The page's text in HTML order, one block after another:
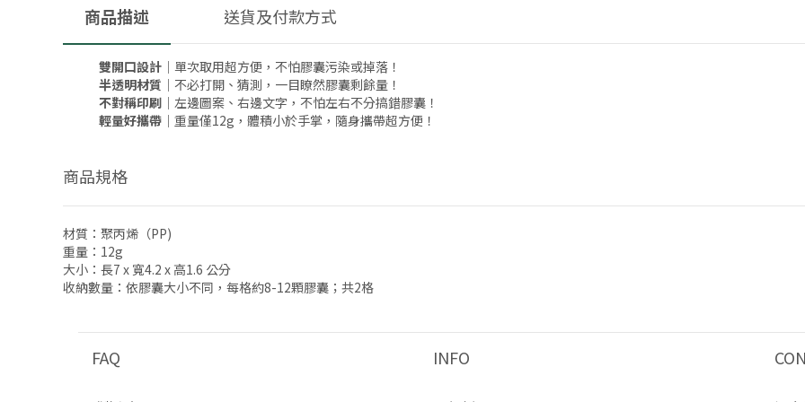
商品描述 送貨及付款方式
雙開口設計 ｜單次取用超方便，不怕膠囊污染或掉落！
半透明材質 ｜不必打開、猜測，一目瞭然膠囊剩餘量！
不對稱印刷 ｜左邊圖案、右邊文字，不怕左右不分搞錯膠囊！
輕量好攜帶 ｜重量僅12g，體積小於手掌，隨身攜帶超方便！
商品規格
材質：聚丙烯（PP)
重量：12g
大小：長7 x 寬4.2 x 高1.6 公分
收納數量：依膠囊大小不同，每格約8-12顆膠囊；共2格
FAQ INFO